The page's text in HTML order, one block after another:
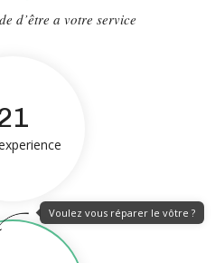
d’être a votre service
Voulez vous réparer le vôtre ?